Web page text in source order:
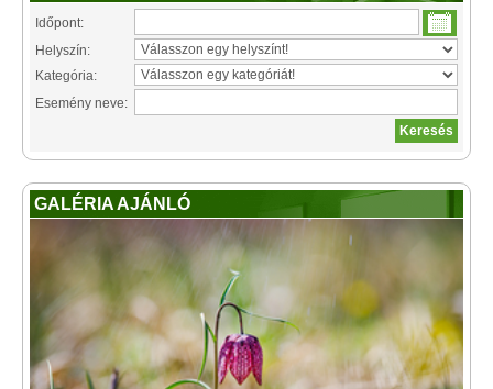
Időpont:
Helyszín:
Kategória:
Esemény neve:
GALÉRIA AJÁNLÓ